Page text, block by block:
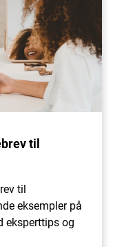
til
til
eksempler på
eksperttips og